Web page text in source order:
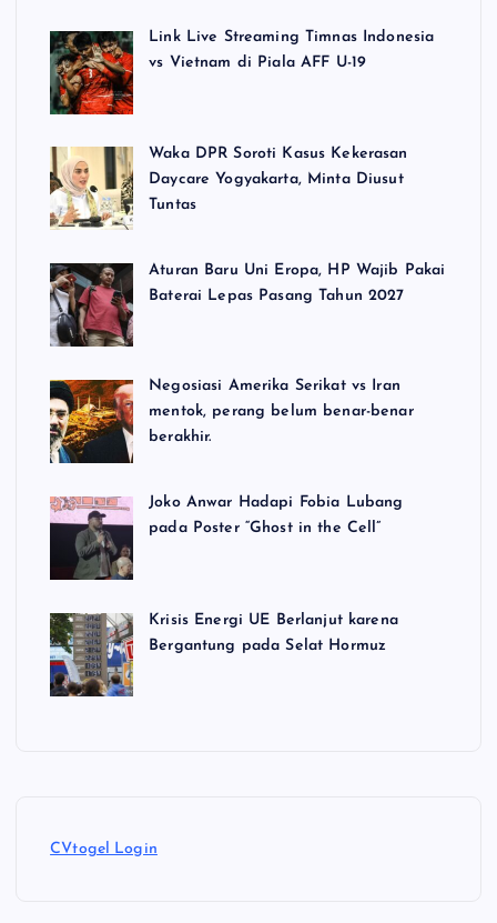
Link Live Streaming Timnas Indonesia
vs Vietnam di Piala AFF U-19
Waka DPR Soroti Kasus Kekerasan
Daycare Yogyakarta, Minta Diusut
Tuntas
Aturan Baru Uni Eropa, HP Wajib Pakai
Baterai Lepas Pasang Tahun 2027
Negosiasi Amerika Serikat vs Iran
mentok, perang belum benar-benar
berakhir.
Joko Anwar Hadapi Fobia Lubang
pada Poster “Ghost in the Cell”
Krisis Energi UE Berlanjut karena
Bergantung pada Selat Hormuz
CVtogel Login